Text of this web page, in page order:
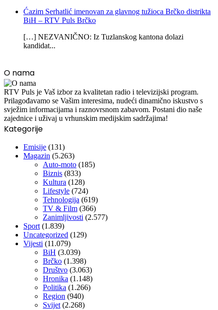
Ćazim Serhatlić imenovan za glavnog tužioca Brčko distrikta
BiH – RTV Puls Brčko
[…] NEZVANIČNO: Iz Tuzlanskog kantona dolazi
kandidat...
O nama
RTV Puls je Vaš izbor za kvalitetan radio i televizijski program.
Prilagođavamo se Vašim interesima, nudeći dinamično iskustvo s
svježim informacijama i raznovrsnom zabavom. Postani dio naše
zajednice i uživaj u vrhunskim medijskim sadržajima!
Kategorije
Emisije (131)
Magazin (5.263)
Auto-moto (185)
Biznis (833)
Kultura (128)
Lifestyle (724)
Tehnologija (619)
TV & Film (366)
Zanimljivosti (2.577)
Sport (1.839)
Uncategorized (129)
Vijesti (11.079)
BiH (3.039)
Brčko (1.398)
Društvo (3.063)
Hronika (1.148)
Politika (1.266)
Region (940)
Svijet (2.268)